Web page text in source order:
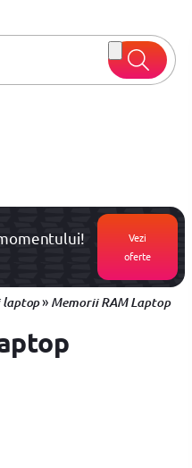
Vezi
oferte
laptop» Memorii RAM Laptop